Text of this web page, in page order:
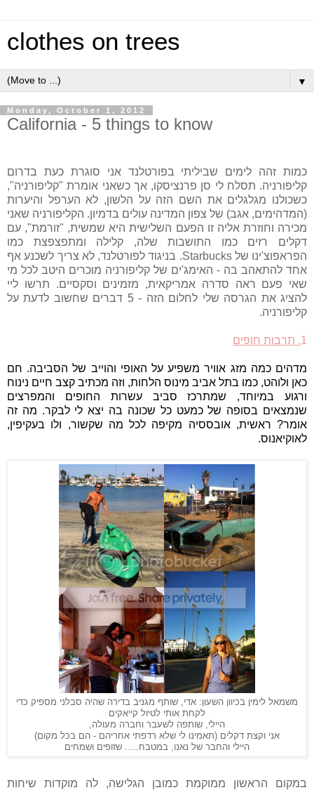
clothes on trees
▼
Monday, October 1, 2012
California - 5 things to know
כמות זהה לימים שביליתי בפורטלנד אני סוגרת כעת בדרום
קליפורניה. תסלח לי סן פרנציסקו, אך כשאני אומרת "קליפורניה",
כשכולנו מגלגלים את השם הזה על הלשון, לא הערפל והיערות
(המדהימים, אגב) של צפון המדינה עולים בדמיון. הקליפורניה שאני
מכירה וחוזרת אליה זו הפעם השלישית היא שמשית, "זורמת", עם
דקלים רזים כמו התושבות שלה, קלילה ומתפצפצת כמו
הפראפוצ'ינו של Starbucks. בניגוד לפורטלנד, לא צריך לשכנע אף
אחד להתאהב בה - האימג'ים של קליפורניה מוכרים היטב לכל מי
שאי פעם ראה סדרה אמריקאית, מזמינים וסקסיים. תרשו ליי
להציג את הגרסה שלי לחלום הזה - 5 דברים שחשוב לדעת על
קליפורניה.
1. תרבות חופים
מדהים כמה מזג אוויר משפיע על האופי והוייב של הסביבה. חם
כאן ולוהט, כמו בתל אביב מינוס הלחות, וזה מכתיב קצב חיים נינוח
ורגוע במיוחד, שמתרכז סביב עשרות החופים והמפרצים
שנמצאים בסופה של כמעט כל שכונה בה יצא לי לבקר. מה זה
אומר? ראשית, אובססיה מקיפה לכל מה שקשור, ולו בעקיפין,
לאוקיאנוס.
משמאל לימין בכיוון השעון: אדי, שותף מגניב בדירה שהיה סבלני מספיק כדי
לקחת אותי לטיול קייאקים
היילי, שותפה לשעבר וחברה מעולה,
אני וקצת דקלים (תאמינו לי שלא רדפתי אחריהם - הם בכל מקום)
היילי והחבר של נאנו, במטבח..... שזופים ושמחים
במקום הראשון ממוקמת כמובן הגלישה, לה מוקדות שיחות